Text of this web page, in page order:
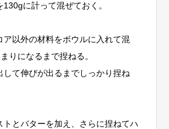
に計って混ぜておく。
ア以外の材料をボウルに入れて混
りになるまで捏ねる。
して伸びが出るまでしっかり捏ね
トとバターを加え、さらに捏ねてハ